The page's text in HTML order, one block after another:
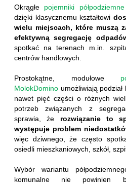
Okrągłe pojemniki
dzięki klasycznemu kształtowi
wielu miejscach, które muszą
efektywną segregację
spotkać na terenach m.in.
centrów handlowych.
Prostokątne, modułowe
MolokDomino umożliwiają
nawet pięć części o różnych
potrzeb związanych z
sprawia, że rozwiązanie to
występuje problem
więc dziwnego, że często
osiedli mieszkaniowych, szkół,
Wybór wariantu
komunalne nie powinien